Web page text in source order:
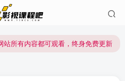
站所有内容都可观看，终身免费更新
站所有内容都可观看，终身免费更新